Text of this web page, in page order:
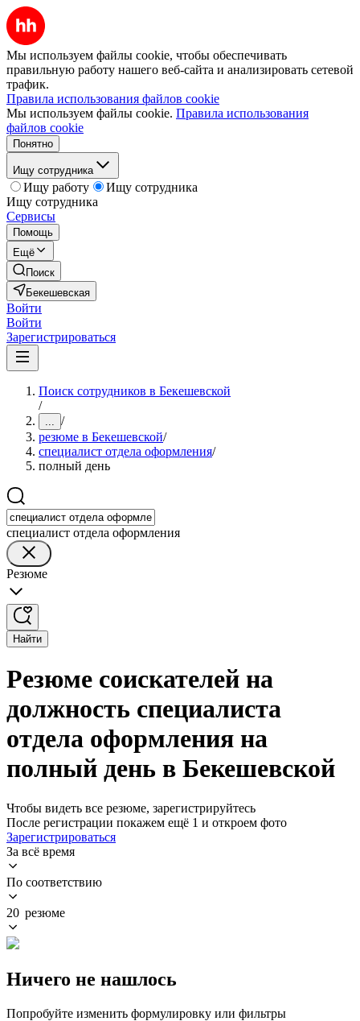
Мы используем файлы cookie, чтобы обеспечивать
правильную работу нашего веб-сайта и анализировать сетевой
трафик.
Правила использования файлов cookie
Мы используем файлы cookie. Правила использования
файлов cookie
Понятно
Ищу сотрудника
Ищу работу
Ищу сотрудника
Ищу сотрудника
Сервисы
Помощь
Ещё
Поиск
Бекешевская
Войти
Войти
Зарегистрироваться
Поиск сотрудников в Бекешевской
/
... /
резюме в Бекешевской/
специалист отдела оформления/
полный день
специалист отдела оформления
Резюме
Найти
Резюме соискателей на
должность специалиста
отдела оформления на
полный день в Бекешевской
Чтобы видеть все резюме, зарегистрируйтесь
После регистрации покажем ещё 1 и откроем фото
Зарегистрироваться
За всё время
По соответствию
20 резюме
Ничего не нашлось
Попробуйте изменить формулировку или фильтры